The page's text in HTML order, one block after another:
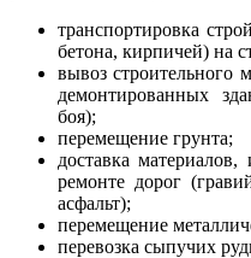
транспортировка
бетона, кирпичей) на
вывоз строительного
демонтированных
боя);
перемещение грунта;
доставка
ремонте дорог
асфальт);
перемещение
перевозка сыпучих